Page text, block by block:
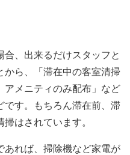
、出来るだけスタッフと
から、「滞在中の客室清掃
アメニティのみ配布」など
です。もちろん滞在前、滞
はされています。
あれば、掃除機など家電が